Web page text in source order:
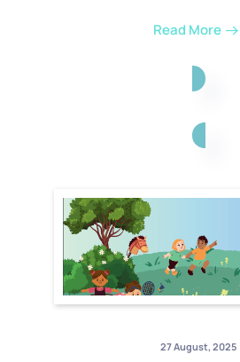
Read More
27 August, 2025